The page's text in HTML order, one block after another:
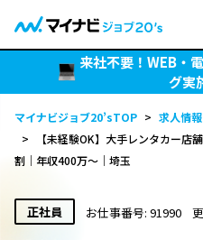
来社不要！WEB・
グ実
マイナビジョブ20’sTOP > 求人情報
>
【未経験OK】大手レンタカー店
割｜年収400万～｜埼玉
正社員 お仕事番号: 91990